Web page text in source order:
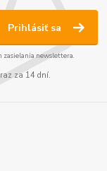
Prihlásiť sa
zasielania newslettera.
za 14 dní.